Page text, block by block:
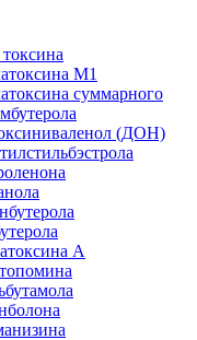
М1
суммарного
(ДОН)
А